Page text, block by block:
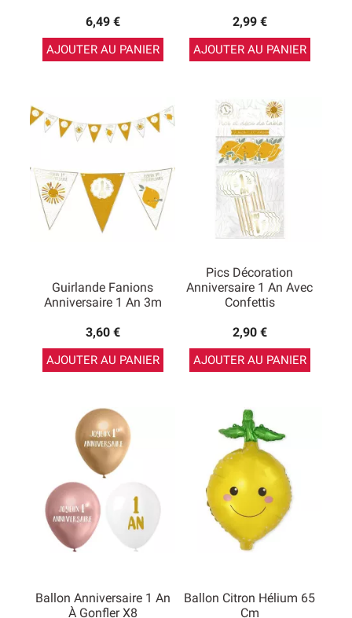
6,49 €
AJOUTER AU PANIER
2,99 €
AJOUTER AU PANIER
Guirlande Fanions
Anniversaire 1 An 3m
3,60 €
AJOUTER AU PANIER
Pics Décoration
Anniversaire 1 An Avec
Confettis
2,90 €
AJOUTER AU PANIER
Ballon Anniversaire 1 An
À Gonfler X8
Ballon Citron Hélium 65
Cm